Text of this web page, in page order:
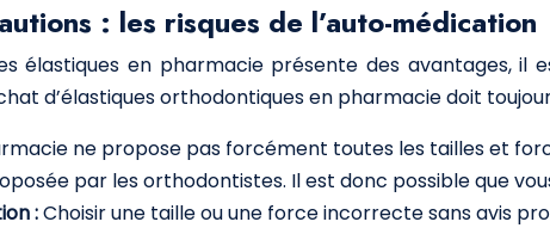
: les risques de l’auto-médication
élastiques en pharmacie présente des
d’élastiques orthodontiques en pharmacie doit
ne propose pas forcément toutes les tailles et
par les orthodontistes. Il est donc possible que
:Choisir une taille ou une force incorrecte sans avis